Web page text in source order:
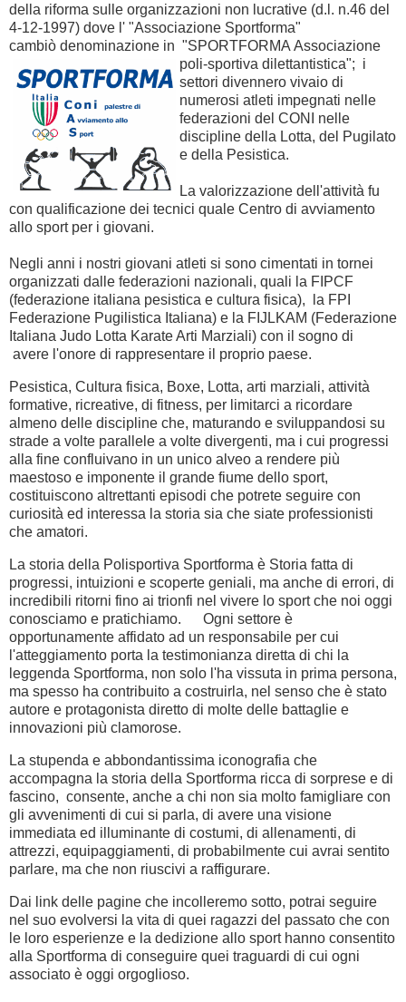
della riforma sulle organizzazioni non lucrative (d.l. n.46 del
4-12-1997) dove l' "Associazione Sportforma"
cambiò denominazione in "SPORTFORMA Associazione
poli-sportiva dilettantistica"; i
settori divennero vivaio di
numerosi atleti impegnati nelle
federazioni del CONI nelle
discipline della Lotta, del Pugilato
e della Pesistica.
La valorizzazione dell'attività fu
con qualificazione dei tecnici quale Centro di avviamento
allo sport per i giovani.
Negli anni i nostri giovani atleti si sono cimentati in tornei
organizzati dalle federazioni nazionali, quali la FIPCF
(federazione italiana pesistica e cultura fisica), la FPI
Federazione Pugilistica Italiana) e la FIJLKAM (Federazione
Italiana Judo Lotta Karate Arti Marziali) con il sogno di
avere l'onore di rappresentare il proprio paese.
Pesistica, Cultura fisica, Boxe, Lotta, arti marziali, attività
formative, ricreative, di fitness, per limitarci a ricordare
almeno delle discipline che, maturando e sviluppandosi su
strade a volte parallele a volte divergenti, ma i cui progressi
alla fine confluivano in un unico alveo a rendere più
maestoso e imponente il grande fiume dello sport,
costituiscono altrettanti episodi che potrete seguire con
curiosità ed interessa la storia sia che siate professionisti
che amatori.
La storia della Polisportiva Sportforma è Storia fatta di
progressi, intuizioni e scoperte geniali, ma anche di errori, di
incredibili ritorni fino ai trionfi nel vivere lo sport che noi oggi
conosciamo e pratichiamo. Ogni settore è
opportunamente affidato ad un responsabile per cui
l'atteggiamento porta la testimonianza diretta di chi la
leggenda Sportforma, non solo l'ha vissuta in prima persona,
ma spesso ha contribuito a costruirla, nel senso che è stato
autore e protagonista diretto di molte delle battaglie e
innovazioni più clamorose.
La stupenda e abbondantissima iconografia che
accompagna la storia della Sportforma ricca di sorprese e di
fascino, consente, anche a chi non sia molto famigliare con
gli avvenimenti di cui si parla, di avere una visione
immediata ed illuminante di costumi, di allenamenti, di
attrezzi, equipaggiamenti, di probabilmente cui avrai sentito
parlare, ma che non riuscivi a raffigurare.
Dai link delle pagine che incolleremo sotto, potrai seguire
nel suo evolversi la vita di quei ragazzi del passato che con
le loro esperienze e la dedizione allo sport hanno consentito
alla Sportforma di conseguire quei traguardi di cui ogni
associato è oggi orgoglioso.